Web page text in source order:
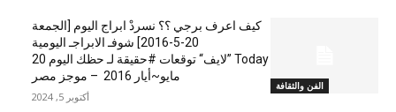
الفن والثقافة
كيف اعرف برجي ؟؟ نسردْ ابراج اليوم [الجمعة
20-5-2016] شوفـ الابراجـ اليومية
Today ”لايف“ توقعات #حقيقة لـ حظك اليوم 20
مايو~أيار 2016 – موجز مصر
أكتوبر 5, 2024